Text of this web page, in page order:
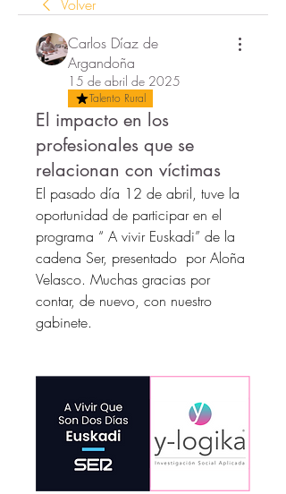
Volver
Carlos Díaz de
Argandoña
15 de abril de 2025
Talento Rural
El impacto en los
profesionales que se
relacionan con víctimas
El pasado día 12 de abril, tuve la
oportunidad de participar en el
programa “ A vivir Euskadi” de la
cadena Ser, presentado  por Aloña
Velasco. Muchas gracias por
contar, de nuevo, con nuestro
gabinete.